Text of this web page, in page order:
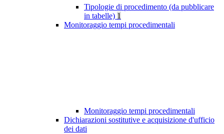
Tipologie di procedimento (da pubblicare
in tabelle) 1
Monitoraggio tempi procedimentali
Monitoraggio tempi procedimentali
Dichiarazioni sostitutive e acquisizione d'ufficio
dei dati